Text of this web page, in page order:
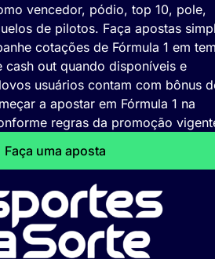
vencedor, pódio, top 10, pole,
de pilotos. Faça apostas
cotações de Fórmula 1 em
cash out quando disponíveis e
usuários contam com bônus
a apostar em Fórmula 1 na
regras da promoção
Faça uma aposta